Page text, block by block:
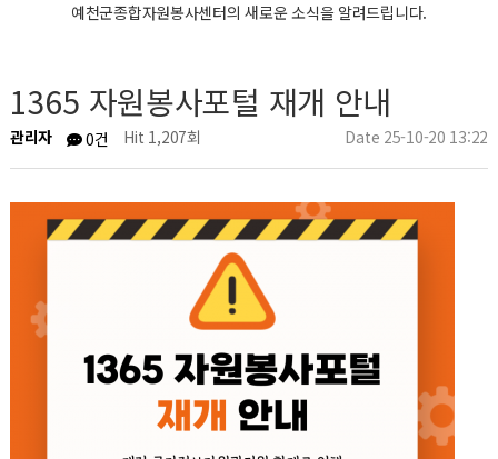
예천군종합자원봉사센터의 새로운 소식을 알려드립니다.
1365 자원봉사포털 재개 안내
관리자 0건 Hit 1,207회 Date 25-10-20 13:22